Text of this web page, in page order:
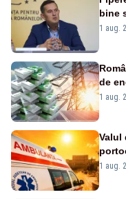
bine
1 aug.
de
1 aug.
Valul
1 aug.